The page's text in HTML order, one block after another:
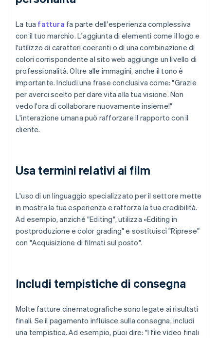
La tua fattura fa parte dell'esperienza complessiva
con il tuo marchio. L'aggiunta di elementi come il logo e
l'utilizzo di caratteri coerenti o di una combinazione di
colori corrispondente al sito web aggiunge un livello di
professionalità. Oltre alle immagini, anche il tono è
importante. Includi una frase conclusiva come: "Grazie
per averci scelto per dare vita alla tua visione. Non
vedo l'ora di collaborare nuovamente insieme!"
L'interazione umana può rafforzare il rapporto con il
cliente.
Usa termini relativi ai film
L'uso di un linguaggio specializzato per il settore mette
in mostra la tua esperienza e rafforza la tua credibilità.
Ad esempio, anziché "Editing", utilizza «Editing in
postproduzione e color grading" e sostituisci "Riprese"
con "Acquisizione di filmati sul posto".
Includi tempistiche di consegna
Molte fatture cinematografiche sono legate ai risultati
finali. Se il pagamento influisce sulla consegna, includi
una tempistica. Ad esempio, puoi dire: "I file video finali